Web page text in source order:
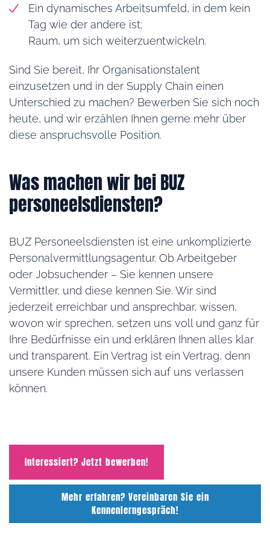
Ein dynamisches Arbeitsumfeld, in dem kein
Tag wie der andere ist;
Raum, um sich weiterzuentwickeln.
Sind Sie bereit, Ihr Organisationstalent
einzusetzen und in der Supply Chain einen
Unterschied zu machen? Bewerben Sie sich noch
heute, und wir erzählen Ihnen gerne mehr über
diese anspruchsvolle Position.
Was machen wir bei BUZ
personeelsdiensten?
BUZ Personeelsdiensten ist eine unkomplizierte
Personalvermittlungsagentur. Ob Arbeitgeber
oder Jobsuchender – Sie kennen unsere
Vermittler, und diese kennen Sie. Wir sind
jederzeit erreichbar und ansprechbar, wissen,
wovon wir sprechen, setzen uns voll und ganz für
Ihre Bedürfnisse ein und erklären Ihnen alles klar
und transparent. Ein Vertrag ist ein Vertrag, denn
unsere Kunden müssen sich auf uns verlassen
können.
Interessiert? Jetzt bewerben!
Mehr erfahren? Vereinbaren Sie ein
Kennenlerngespräch!